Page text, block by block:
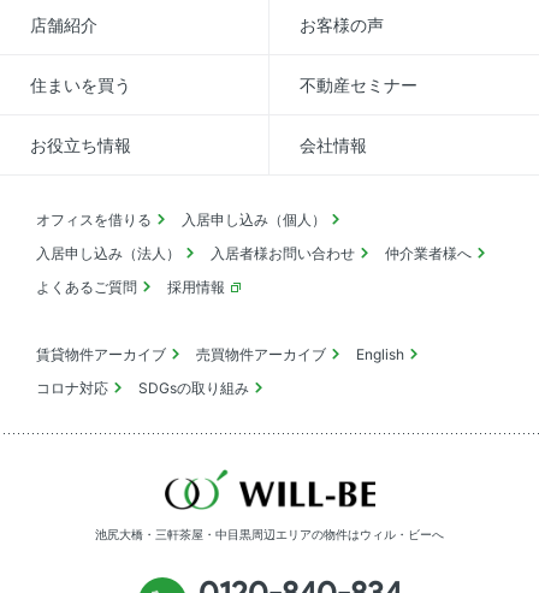
店舗紹介 お客様の声
住まいを買う 不動産セミナー
お役立ち情報 会社情報
オフィスを借りる
入居申し込み（個人）
入居申し込み（法人）
入居者様お問い合わせ
仲介業者様へ
よくあるご質問
採用情報
賃貸物件アーカイブ 売買物件アーカイブ
English
コロナ対応
SDGsの取り組み
池尻大橋・三軒茶屋・中目黒周辺エリアの物件はウィル・ビーへ